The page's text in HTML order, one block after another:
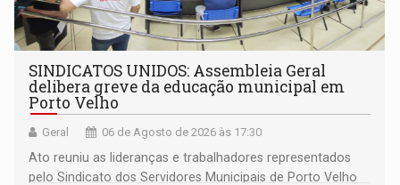
SINDICATOS UNIDOS: Assembleia Geral
delibera greve da educação municipal em
Porto Velho
Geral 06 de Agosto de 2026 às 17:30
Ato reuniu as lideranças e trabalhadores representados
pelo Sindicato dos Servidores Municipais de Porto Velho